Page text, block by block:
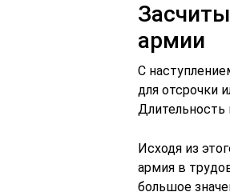
армии
С
для отсрочки
Длительность
Исходя из
армия в
большое